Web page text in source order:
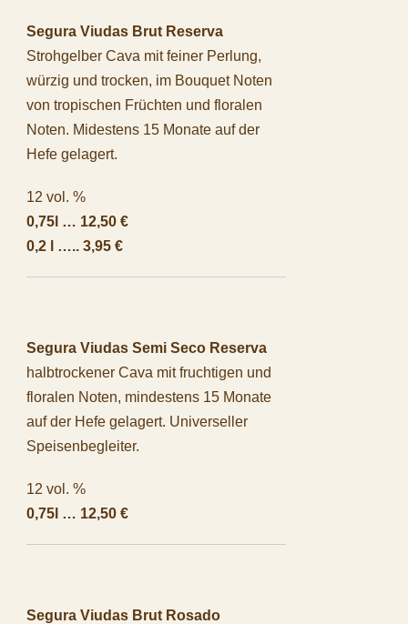
Segura Viudas Brut Reserva
Strohgelber Cava mit feiner Perlung,
würzig und trocken, im Bouquet Noten
von tropischen Früchten und floralen
Noten. Midestens 15 Monate auf der
Hefe gelagert.
12 vol. %
0,75l … 12,50 €
0,2 l ….. 3,95 €
Segura Viudas Semi Seco Reserva
halbtrockener Cava mit fruchtigen und
floralen Noten, mindestens 15 Monate
auf der Hefe gelagert. Universeller
Speisenbegleiter.
12 vol. %
0,75l … 12,50 €
Segura Viudas Brut Rosado